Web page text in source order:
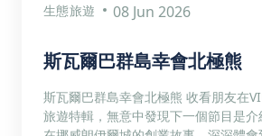
生態旅遊 08 Jun 2026
斯瓦爾巴群島幸會北極熊
斯瓦爾巴群島幸會北極熊 收看朋友在
旅遊特輯，無意中發現下一個節目是